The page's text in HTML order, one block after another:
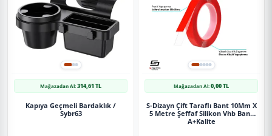
Mağazadan Al:314,61 TL
Kapıya Geçmeli Bardaklık /
Sybr63
Mağazadan Al:0,00 TL
S-Dizayn Çift Taraflı Bant 10Mm X
5 Metre Şeffaf Silikon Vhb Bant
A+Kalite